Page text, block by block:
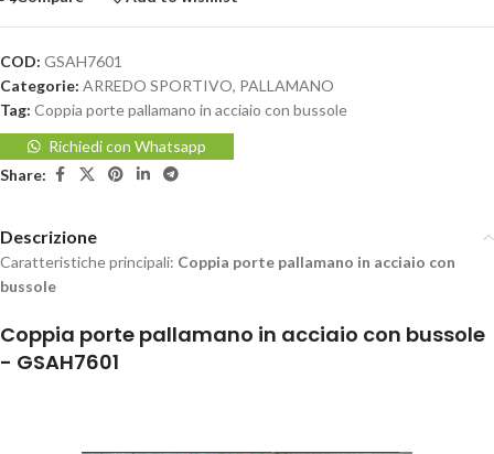
COD: GSAH7601
Categorie: ARREDO SPORTIVO, PALLAMANO
Tag: Coppia porte pallamano in acciaio con bussole
Richiedi con Whatsapp
Share:
Descrizione
Caratteristiche principali: Coppia porte pallamano in acciaio con
bussole
Coppia porte pallamano in acciaio con bussole
- GSAH7601